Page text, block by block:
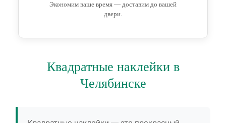
Экономим ваше время — доставим до вашей
двери.
Квадратные наклейки в
Челябинске